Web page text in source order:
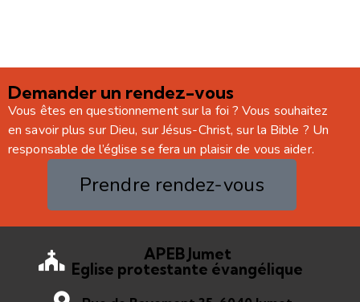
Demander un rendez-vous
Vous êtes en questionnement sur la foi ? Vous souhaitez
en savoir plus sur Dieu, sur Jésus-Christ, sur la Bible ? Un
responsable de l’église se fera un plaisir de vous aider.
Prendre rendez-vous
APEB Jumet
Eglise protestante évangélique